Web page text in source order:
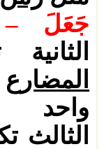
جَعَلَ –
المضارع
واحد
الثالث